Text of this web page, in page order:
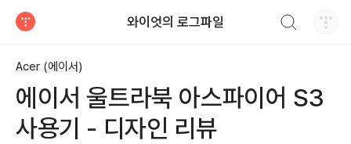
와이엇의 로그파일
Acer (에이서)
에이서 울트라북 아스파이어 S3
사용기 - 디자인 리뷰